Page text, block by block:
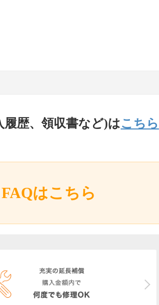
歴、領収書など)はこちら
FAQはこちら